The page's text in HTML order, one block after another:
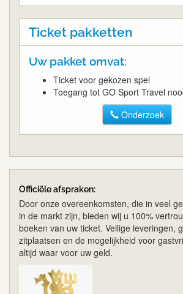
Ticket pakketten
Uw pakket omvat:
Ticket voor gekozen spel
Toegang tot GO Sport Travel
Onderzoek
Officiële afspraken:
Door onze overeenkomsten, die in veel
in de markt zijn, bieden wij u 100%
boeken van uw ticket. Veilige leveringen,
zitplaatsen en de mogelijkheid voor
altijd waar voor uw geld.